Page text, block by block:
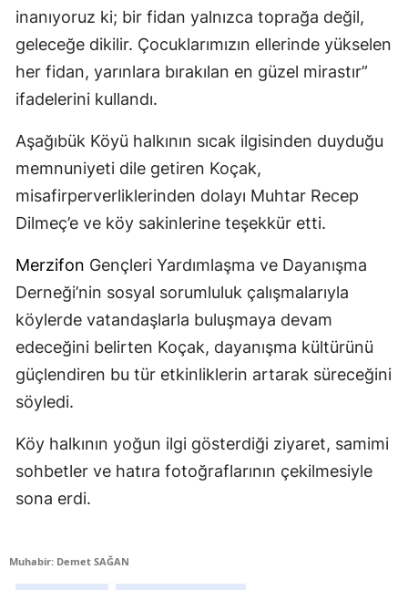
inanıyoruz ki; bir fidan yalnızca toprağa değil,
geleceğe dikilir. Çocuklarımızın ellerinde yükselen
her fidan, yarınlara bırakılan en güzel mirastır”
ifadelerini kullandı.
Aşağıbük Köyü halkının sıcak ilgisinden duyduğu
memnuniyeti dile getiren Koçak,
misafirperverliklerinden dolayı Muhtar Recep
Dilmeç’e ve köy sakinlerine teşekkür etti.
Merzifon Gençleri Yardımlaşma ve Dayanışma
Derneği’nin sosyal sorumluluk çalışmalarıyla
köylerde vatandaşlarla buluşmaya devam
edeceğini belirten Koçak, dayanışma kültürünü
güçlendiren bu tür etkinliklerin artarak süreceğini
söyledi.
Köy halkının yoğun ilgi gösterdiği ziyaret, samimi
sohbetler ve hatıra fotoğraflarının çekilmesiyle
sona erdi.
Muhabir: Demet SAĞAN